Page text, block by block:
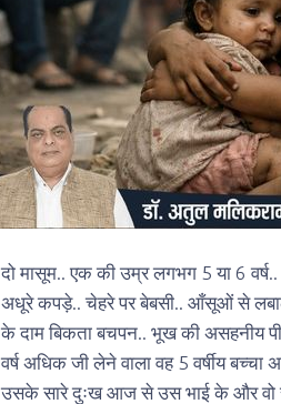
दो मासूम.. एक की उम्र लगभग 5 या 6
अधूरे कपड़े.. चेहरे पर बेबसी.. आँसूओं से
के दाम बिकता बचपन.. भूख की असहनीय
वर्ष अधिक जी लेने वाला वह 5 वर्षीय बच्चा
उसके सारे दुःख आज से उस भाई के और वो